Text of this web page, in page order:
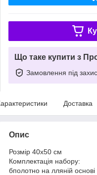
Що таке купити з
Замовлення під
Доставка
Опис
Розмір 40x50 см
Комплектація набору:
бполотно на лляній